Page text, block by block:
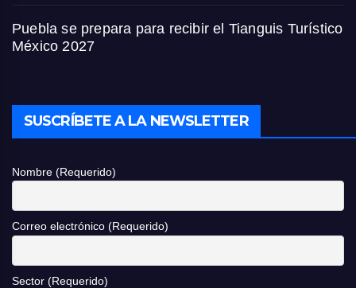
Puebla se prepara para recibir el Tianguis Turístico
México 2027
SUSCRÍBETE A LA NEWSLETTER
Nombre (Requerido)
Correo electrónico (Requerido)
Sector (Requerido)